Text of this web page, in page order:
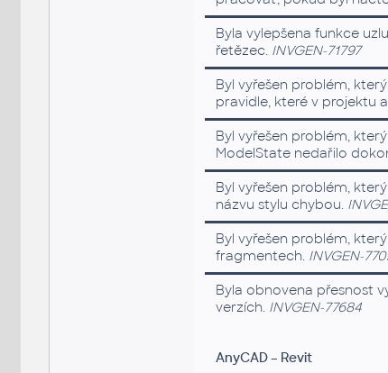
Byla vylepšena funkce
řetězec. INVGEN-71797
Byl vyřešen problém,
pravidle, které v projektu
Byl vyřešen problém,
ModelState nedařilo
Byl vyřešen problém,
názvu stylu chybou.
Byl vyřešen problém,
fragmentech. INVGEN-
Byla obnovena přesnost
verzích. INVGEN-77684
AnyCAD – Revit